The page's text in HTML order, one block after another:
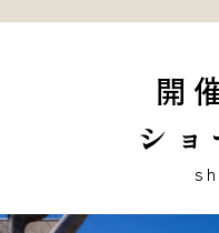
開
シ